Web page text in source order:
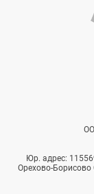
Юр. адрес:
Орехово-